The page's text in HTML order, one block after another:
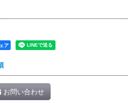
ア
お問い合わせ